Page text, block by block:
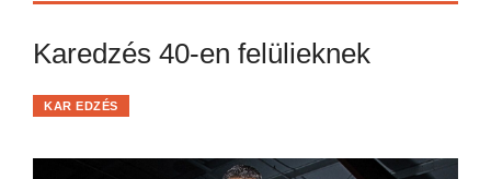
Karedzés 40-en felülieknek
KAR EDZÉS